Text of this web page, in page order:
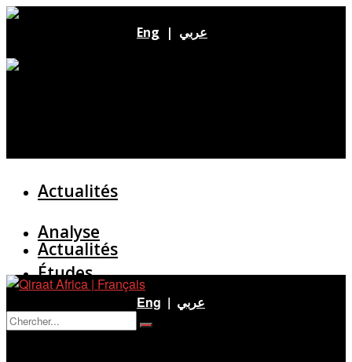
Eng | عربي
Actualités
Analyse
Études
Entretien
Actualités
Eng | عربي